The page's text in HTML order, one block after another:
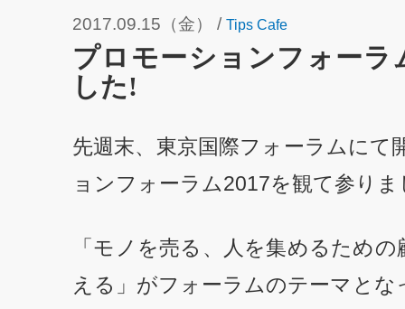
2017.09.15（金） / Tips Cafe
プロモーションフォーラ
した!
先週末、東京国際フォーラムにて
ョンフォーラム2017を観て参りま
「モノを売る、人を集めるため
える」がフォーラムのテーマと